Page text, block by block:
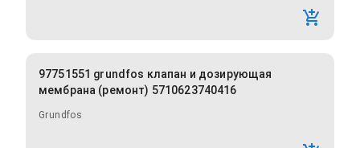
97751551 grundfos клапан и дозирующая
мембрана (ремонт) 5710623740416
Grundfos